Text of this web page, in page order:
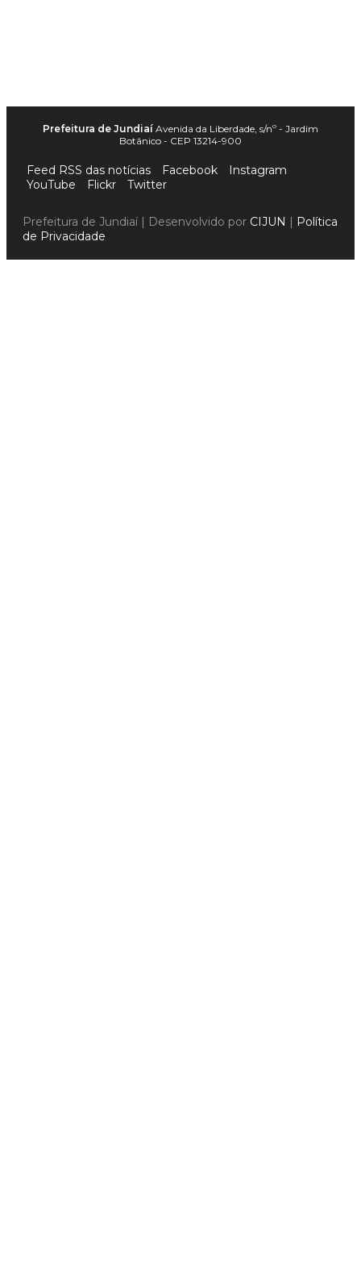
Prefeitura de Jundiaí Avenida da Liberdade, s/nº - Jardim
Botânico - CEP 13214-900
Feed RSS das notícias Facebook
Instagram
YouTube
Flickr Twitter
Prefeitura de Jundiaí | Desenvolvido por CIJUN | Política
de Privacidade